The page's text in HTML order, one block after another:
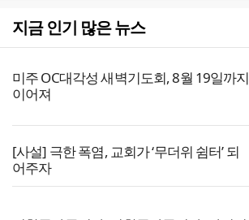
지금 인기 많은 뉴스
미주 OC대각성 새벽기도회, 8월 19일까지
이어져
[사설] 극한 폭염, 교회가 ‘무더위 쉼터’ 되
어주자